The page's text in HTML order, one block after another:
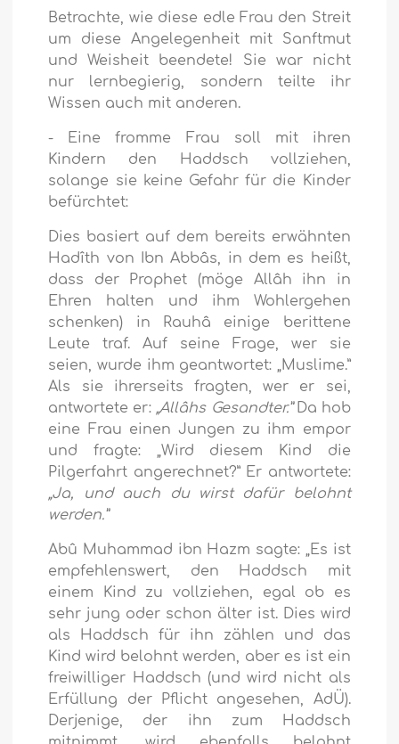
Betrachte, wie diese edle Frau den Streit
um diese Angelegenheit mit Sanftmut
und Weisheit beendete! Sie war nicht
nur lernbegierig, sondern teilte ihr
Wissen auch mit anderen.
- Eine fromme Frau soll mit ihren
Kindern den Haddsch vollziehen,
solange sie keine Gefahr für die Kinder
befürchtet:
Dies basiert auf dem bereits erwähnten
Hadîth von Ibn Abbâs, in dem es heißt,
dass der Prophet (möge Allâh ihn in
Ehren halten und ihm Wohlergehen
schenken) in Rauhâ einige berittene
Leute traf. Auf seine Frage, wer sie
seien, wurde ihm geantwortet: „Muslime.”
Als sie ihrerseits fragten, wer er sei,
antwortete er: „Allâhs Gesandter.”Da hob
eine Frau einen Jungen zu ihm empor
und fragte: „Wird diesem Kind die
Pilgerfahrt angerechnet?” Er antwortete:
„Ja, und auch du wirst dafür belohnt
werden.”
Abû Muhammad ibn Hazm sagte: „Es ist
empfehlenswert, den Haddsch mit
einem Kind zu vollziehen, egal ob es
sehr jung oder schon älter ist. Dies wird
als Haddsch für ihn zählen und das
Kind wird belohnt werden, aber es ist ein
freiwilliger Haddsch (und wird nicht als
Erfüllung der Pflicht angesehen, AdÜ).
Derjenige, der ihn zum Haddsch